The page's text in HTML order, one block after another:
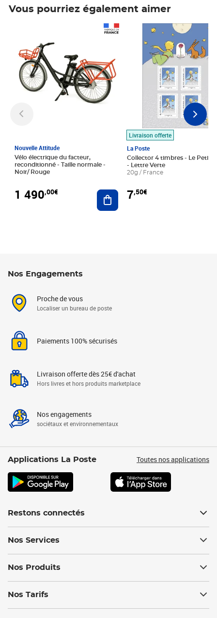
Vous pourriez également aimer
Nouvelle Attitude
Vélo électrique du facteur,
reconditionné - Taille normale -
Noir/ Rouge
1 490,00€ Ajouter au panier
Livraison offerte
La Poste
Collector 4 timbres - Le Petit
- Lettre Verte
20g / France
7,50€
Prix 7,50€
Nos Engagements
Proche de vous
Localiser un bureau de poste
Paiements 100% sécurisés
Livraison offerte dès 25€ d'achat
Hors livres et hors produits marketplace
Nos engagements
sociétaux et environnementaux
Applications La Poste Toutes nos applications
Restons connectés
Nos Services
Nos Produits
Nos Tarifs